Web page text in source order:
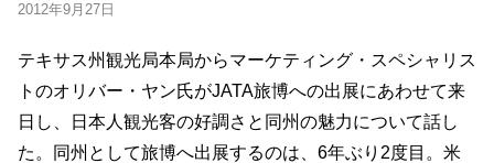
2012年9月27日
テキサス州観光局本局からマーケティング・スペシャリス
トのオリバー・ヤン氏がJATA旅博への出展にあわせて来
日し、日本人観光客の好調さと同州の魅力について話し
た。同州として旅博へ出展するのは、6年ぶり2度目。米